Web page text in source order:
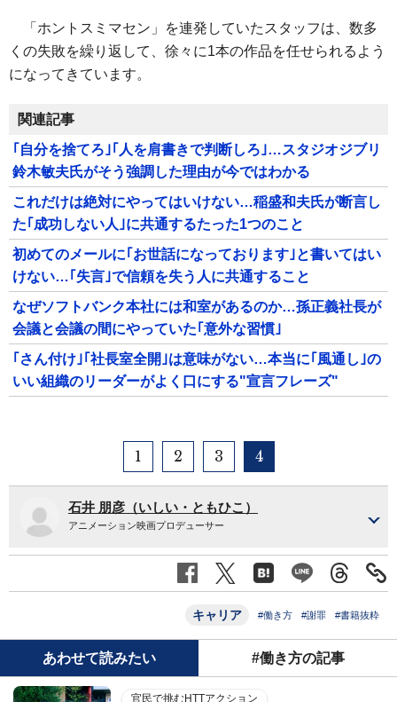
「ホントスミマセン」を連発していたスタッフは、数多
くの失敗を繰り返して、徐々に1本の作品を任せられるよう
になってきています。
関連記事
｢自分を捨てろ｣｢人を肩書きで判断しろ｣…スタジオジブリ
鈴木敏夫氏がそう強調した理由が今ではわかる
これだけは絶対にやってはいけない…稲盛和夫氏が断言し
た｢成功しない人｣に共通するたった1つのこと
初めてのメールに｢お世話になっております｣と書いてはい
けない…｢失言｣で信頼を失う人に共通すること
なぜソフトバンク本社には和室があるのか…孫正義社長が
会議と会議の間にやっていた｢意外な習慣｣
｢さん付け｣｢社長室全開｣は意味がない…本当に｢風通し｣の
いい組織のリーダーがよく口にする"宣言フレーズ"
1 2 3 4
石井 朋彦（いしい・ともひこ）
アニメーション映画プロデューサー
キャリア #働き方 #謝罪 #書籍抜粋
あわせて読みたい #働き方の記事
官民で挑むHTTアクション